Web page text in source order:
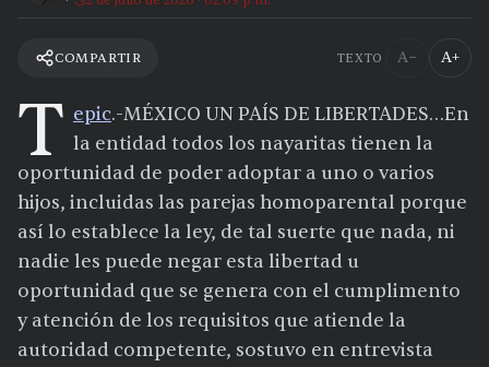
COMPARTIR TEXTO A− A+
T epic.-MÉXICO UN PAÍS DE LIBERTADES…En
la entidad todos los nayaritas tienen la
oportunidad de poder adoptar a uno o varios
hijos, incluidas las parejas homoparental porque
así lo establece la ley, de tal suerte que nada, ni
nadie les puede negar esta libertad u
oportunidad que se genera con el cumplimento
y atención de los requisitos que atiende la
autoridad competente, sostuvo en entrevista